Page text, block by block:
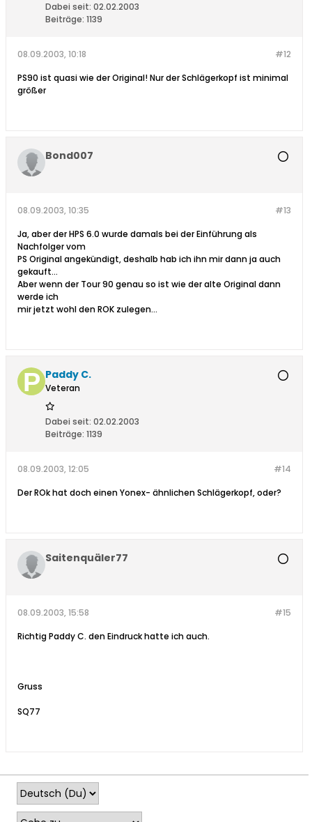
Dabei seit: 02.02.2003
Beiträge: 1139
#12
08.09.2003, 10:18
PS90 ist quasi wie der Original! Nur der Schlägerkopf ist minimal
größer
Bond007
#13
08.09.2003, 10:35
Ja, aber der HPS 6.0 wurde damals bei der Einführung als
Nachfolger vom
PS Original angekündigt, deshalb hab ich ihn mir dann ja auch
gekauft...
Aber wenn der Tour 90 genau so ist wie der alte Original dann
werde ich
mir jetzt wohl den ROK zulegen...
Paddy C.
Veteran
Dabei seit: 02.02.2003
Beiträge: 1139
#14
08.09.2003, 12:05
Der ROk hat doch einen Yonex- ähnlichen Schlägerkopf, oder?
Saitenquäler77
#15
08.09.2003, 15:58
Richtig Paddy C. den Eindruck hatte ich auch.
Gruss
SQ77